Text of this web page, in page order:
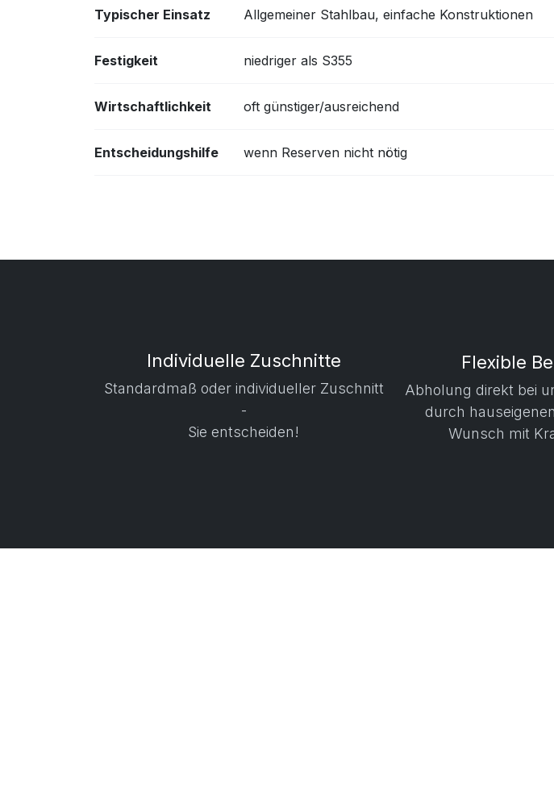
Typischer Einsatz Allgemeiner Stahlbau, einfache Konstruktionen
Festigkeit niedriger als S355
Wirtschaftlichkeit oft günstiger/ausreichend
Entscheidungshilfe wenn Reserven nicht nötig
Flexible
Abholung direkt bei
durch
Wunsch mit
Individuelle Zuschnitte
Standardmaß oder individueller Zuschnitt
-
Sie entscheiden!